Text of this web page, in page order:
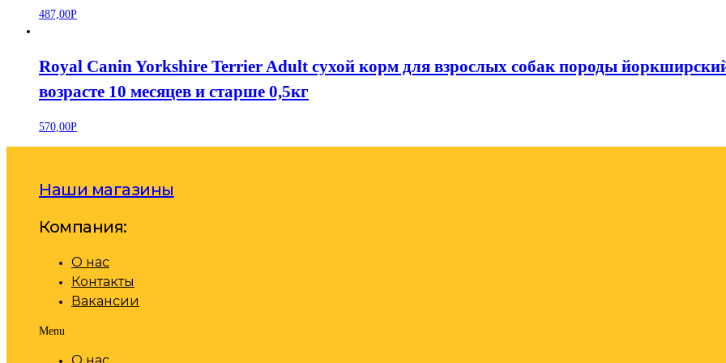
487,00Р
Royal Canin Yorkshire Terrier Adult сухой корм для взрослых собак породы
возрасте 10 месяцев и старше 0,5кг
570,00Р
Наши магазины
Компания:
О нас
Контакты
Вакансии
Menu